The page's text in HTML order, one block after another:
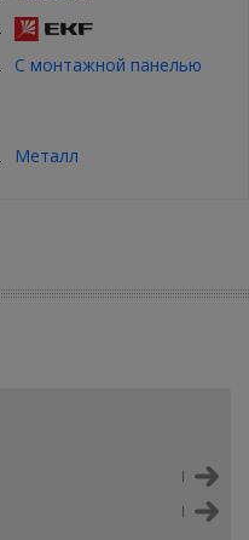
С монтажной панелью
Металл